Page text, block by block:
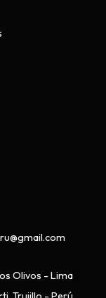
Olivos - Lima